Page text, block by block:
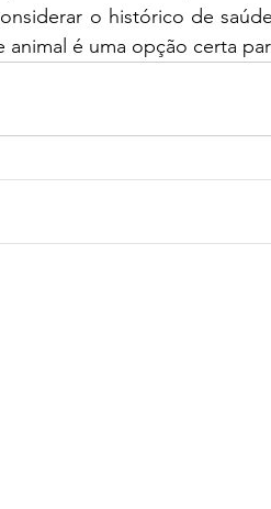
o histórico de
é uma opção certa